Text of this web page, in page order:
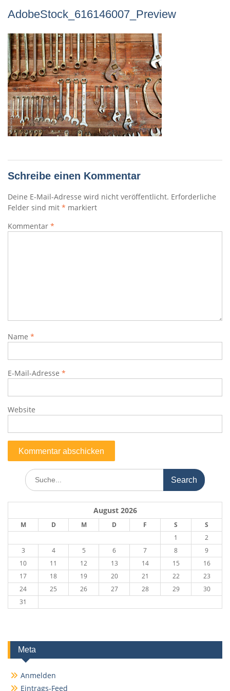
AdobeStock_616146007_Preview
Schreibe einen Kommentar
Deine E-Mail-Adresse wird nicht veröffentlicht. Erforderliche
Felder sind mit * markiert
Kommentar *
Name *
E-Mail-Adresse *
Website
Search
for:
August 2026
M D M D F S
S
1
2
3
4 5 6 7 8
9
10
11 12 13 14 15
16
17
18 19 20 21 22
23
24
25 26 27 28 29
30
31
Meta
Anmelden
Eintrags-Feed